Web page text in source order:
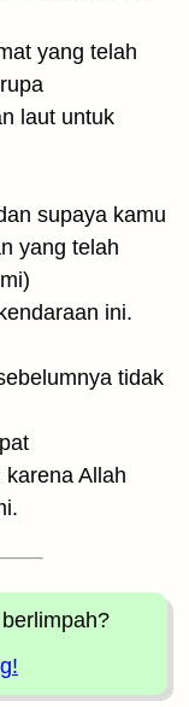
yang telah
laut untuk
yang telah
ini.
Allah